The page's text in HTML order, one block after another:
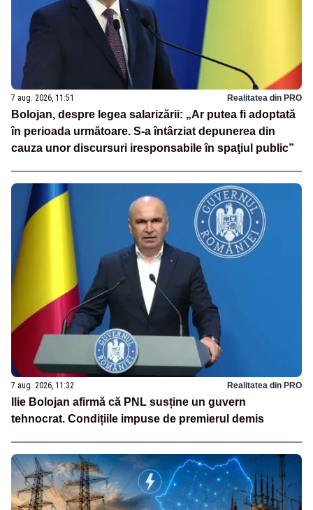
7 aug. 2026, 11:51 Realitatea din PRO
Bolojan, despre legea salarizării: „Ar putea fi adoptată
în perioada următoare. S-a întârziat depunerea din
cauza unor discursuri iresponsabile în spaţiul public”
7 aug. 2026, 11:32 Realitatea din PRO
Ilie Bolojan afirmă că PNL susține un guvern
tehnocrat. Condițiile impuse de premierul demis